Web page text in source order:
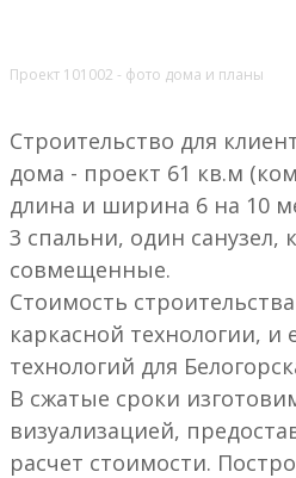
Проект 101002 - фото дома и планы
Строительство для
дома - проект 61 кв.м
длина и ширина 6 на 10
3 спальни, один санузел,
совмещенные.
Стоимость
каркасной технологии,
технологий для
В сжатые сроки
визуализацией,
расчет стоимости.